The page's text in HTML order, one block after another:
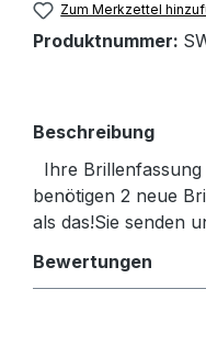
Zum Merkzettel
Produktnummer:
Beschreibung
Ihre
benötigen 2 neue
als das!Sie senden
Bewertungen